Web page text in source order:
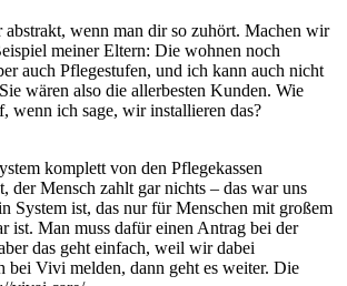
abstrakt, wenn man dir so zuhört. Machen wir
meiner Eltern: Die wohnen noch
auch Pflegestufen, und ich kann auch nicht
wären also die allerbesten Kunden. Wie
wenn ich sage, wir installieren das?
komplett von den Pflegekassen
der Mensch zahlt gar nichts – das war uns
System ist, das nur für Menschen mit großem
ist. Man muss dafür einen Antrag bei der
das geht einfach, weil wir dabei
bei Vivi melden, dann geht es weiter. Die